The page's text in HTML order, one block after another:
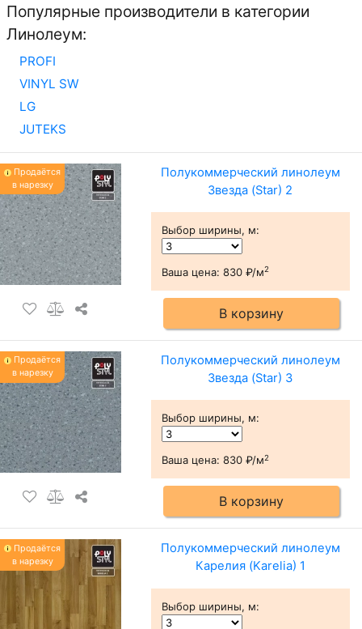
Популярные производители в категории
Линолеум:
PROFI
VINYL SW
LG
JUTEKS
Продаётся
в нарезку
Полукоммерческий линолеум
Звезда (Star) 2
Выбор ширины, м:
Ваша цена: 830 ₽/м2
В корзину
Продаётся
в нарезку
Полукоммерческий линолеум
Звезда (Star) 3
Выбор ширины, м:
Ваша цена: 830 ₽/м2
В корзину
Продаётся
в нарезку
Полукоммерческий линолеум
Карелия (Karelia) 1
Выбор ширины, м: